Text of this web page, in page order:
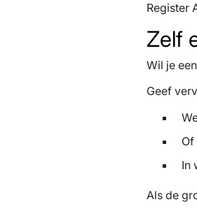
Register
Zelf
Wil je
Geef
In
Als de